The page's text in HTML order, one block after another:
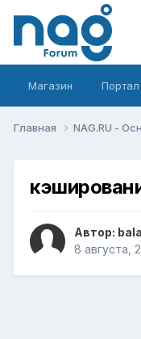
Магазин Портал
Главная NAG.RU -
Автор:
8 августа,